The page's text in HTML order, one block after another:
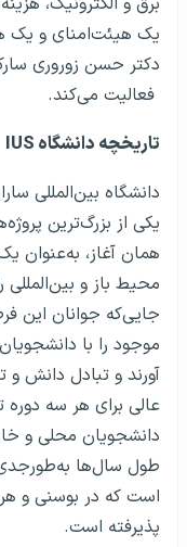
یک هیئت‌امنای و یک
فعالیت می‌کند.
تاریخچه دانشگاه IUS
یکی از بزرگ‌ترین
محیط باز و بین‌المللی
جایی‌که جوانان این
موجود را با
آورند و تبادل دانش
عالی برای هر سه
دانشجویان محلی و
طول سال‌ها
است که در بوسنی و
پذیرفته است.